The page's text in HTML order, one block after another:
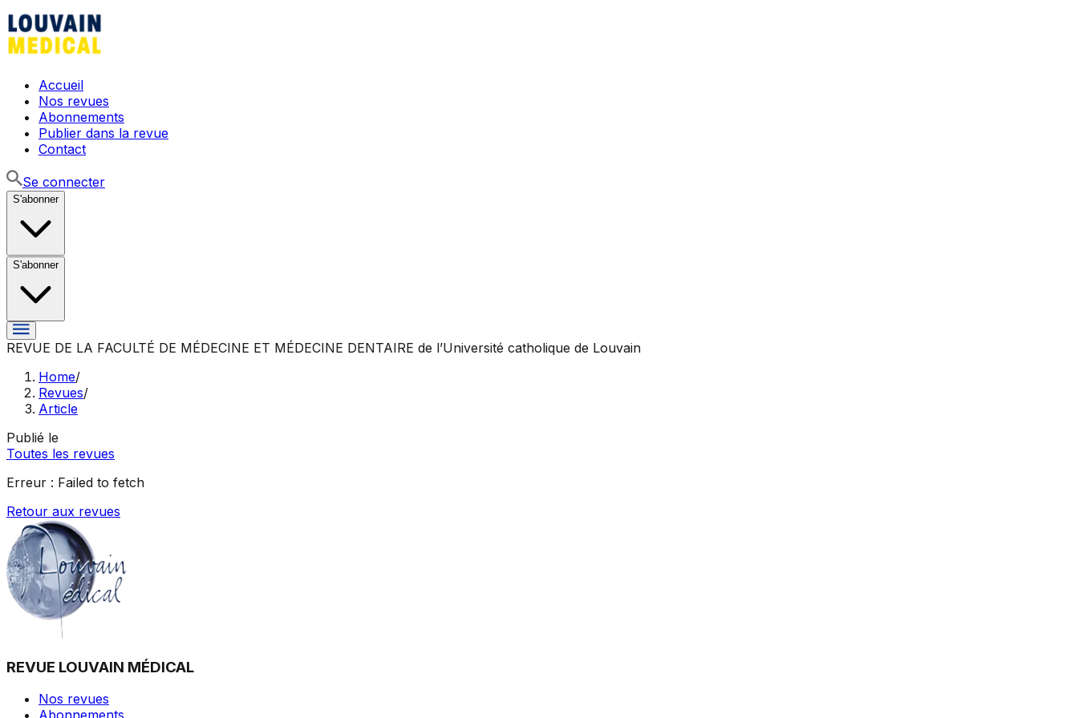
Accueil
Nos revues
Abonnements
Publier dans la revue
Contact
Se connecter
S'abonner
S'abonner
REVUE DE LA FACULTÉ DE MÉDECINE ET MÉDECINE DENTAIRE de l’Université catholique de Louvain
Home/
Revues/
Article
Publié le
Toutes les revues
Erreur : Failed to fetch
Retour aux revues
REVUE LOUVAIN MÉDICAL
Nos revues